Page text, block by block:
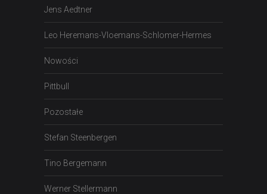
Jens Aedtner
Leo Heremans-Vloemans-Schlomer-Hermes
Nowości
Pittbull
Pozostałe
Stefan Steenbergen
Tino Bergemann
Werner Stellermann